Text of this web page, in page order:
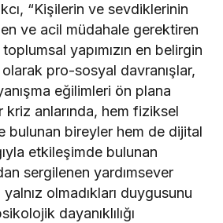
“Kişilerin ve sevdiklerinin
ve acil müdahale gerektiren
yapımızın en belirgin
pro-sosyal davranışlar,
eğilimleri ön plana
kriz anlarında, hem fiziksel
bulunan bireyler hem de dijital
etkileşimde bulunan
sergilenen yardımsever
olmadıkları duygusunu
dayanıklılığı